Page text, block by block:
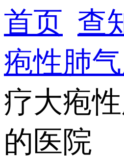
首页 查
疱性肺
疗大疱
的医院